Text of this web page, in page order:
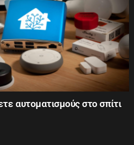
αυτοματισμούς στο σπίτι